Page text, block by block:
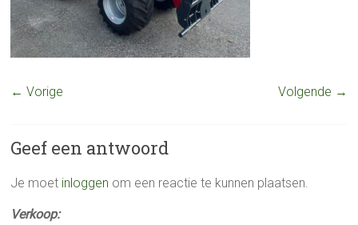
← Vorige Volgende →
Geef een antwoord
Je moet inloggen om een reactie te kunnen plaatsen.
Verkoop: